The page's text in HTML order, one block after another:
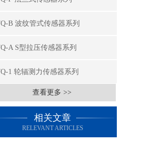
B 波纹管式传感器系列
A S型拉压传感器系列
1 轮辐测力传感器系列
查看更多 >>
相关文章
RELEVANT ARTICLES